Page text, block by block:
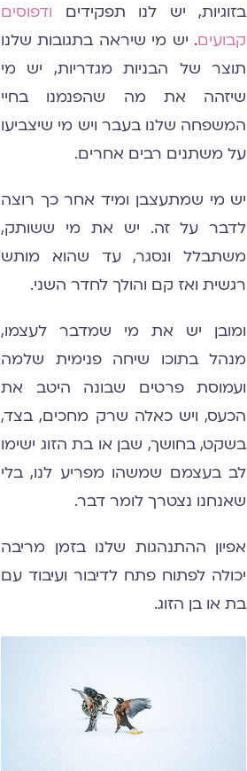
בזוגיות, יש לנו תפקידים ודפוסים
קבועים. יש מי שיראה בתגובות שלנו
תוצר של הבניות מגדריות, יש מי
שיזהה את מה שהפנמנו בחיי
המשפחה שלנו בעבר ויש מי שיצביעו
על משתנים רבים אחרים.
יש מי שמתעצבן ומיד אחר כך רוצה
לדבר על זה. יש את מי ששותק,
משתבלל ונסגר, עד שהוא מותש
רגשית ואז קם והולך לחדר השני.
ומובן יש את מי שמדבר לעצמו,
מנהל בתוכו שיחה פנימית שלמה
ועמוסת פרטים שבונה היטב את
הכעס, ויש כאלה שרק מחכים, בצד,
בשקט, בחושך, שבן או בת הזוג ישימו
לב בעצמם שמשהו מפריע לנו, בלי
שאנחנו נצטרך לומר דבר.
אפיון ההתנהגות שלנו בזמן מריבה
יכולה לפתוח פתח לדיבור ועיבוד עם
בת או בן הזוג.